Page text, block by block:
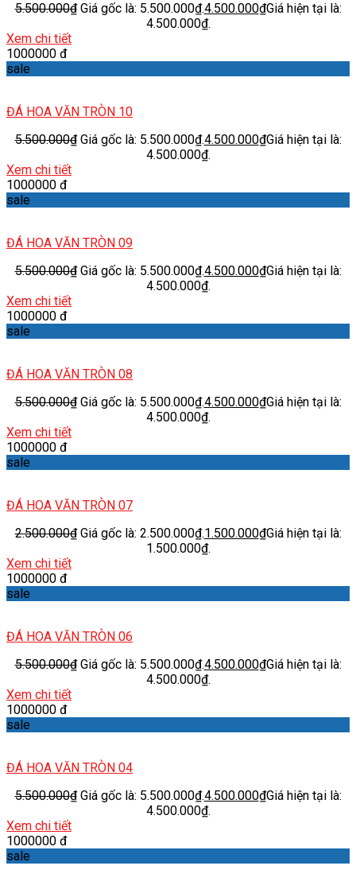
5.500.000₫ Giá gốc là: 5.500.000₫.4.500.000₫Giá hiện tại là:
4.500.000₫.
Xem chi tiết
1000000 đ
sale
ĐÁ HOA VĂN TRÒN 10
5.500.000₫ Giá gốc là: 5.500.000₫.4.500.000₫Giá hiện tại là:
4.500.000₫.
Xem chi tiết
1000000 đ
sale
ĐÁ HOA VĂN TRÒN 09
5.500.000₫ Giá gốc là: 5.500.000₫.4.500.000₫Giá hiện tại là:
4.500.000₫.
Xem chi tiết
1000000 đ
sale
ĐÁ HOA VĂN TRÒN 08
5.500.000₫ Giá gốc là: 5.500.000₫.4.500.000₫Giá hiện tại là:
4.500.000₫.
Xem chi tiết
1000000 đ
sale
ĐÁ HOA VĂN TRÒN 07
2.500.000₫ Giá gốc là: 2.500.000₫.1.500.000₫Giá hiện tại là:
1.500.000₫.
Xem chi tiết
1000000 đ
sale
ĐÁ HOA VĂN TRÒN 06
5.500.000₫ Giá gốc là: 5.500.000₫.4.500.000₫Giá hiện tại là:
4.500.000₫.
Xem chi tiết
1000000 đ
sale
ĐÁ HOA VĂN TRÒN 04
5.500.000₫ Giá gốc là: 5.500.000₫.4.500.000₫Giá hiện tại là:
4.500.000₫.
Xem chi tiết
1000000 đ
sale